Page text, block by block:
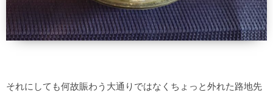
それにしても何故賑わう大通りではなくちょっと外れた路地先